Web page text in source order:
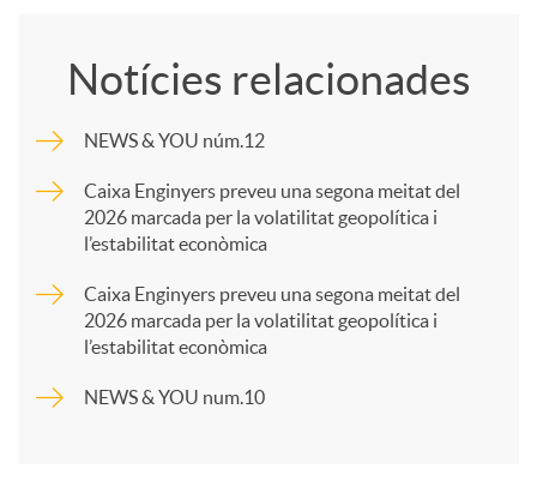
p
Notícies relacionades
NEWS & YOU núm.12
Caixa Enginyers preveu una segona meitat del
2026 marcada per la volatilitat geopolítica i
l’estabilitat econòmica
Caixa Enginyers preveu una segona meitat del
2026 marcada per la volatilitat geopolítica i
l’estabilitat econòmica
NEWS & YOU num.10